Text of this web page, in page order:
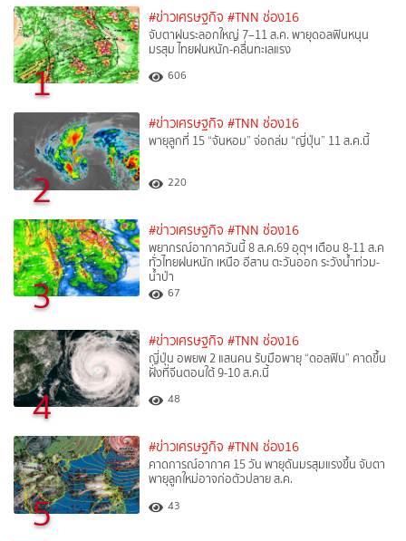
1
#ข่าวเศรษฐกิจ #TNN ช่อง16
จับตาฝนระลอกใหญ่ 7–11 ส.ค. พายุดอลฟินหนุน
มรสุม ไทยฝนหนัก-คลื่นทะเลแรง
606
2
#ข่าวเศรษฐกิจ #TNN ช่อง16
พายุลูกที่ 15 “จันหอม” จ่อถล่ม “ญี่ปุ่น” 11 ส.ค.นี้
220
3
#ข่าวเศรษฐกิจ #TNN ช่อง16
พยากรณ์อากาศวันนี้ 8 ส.ค.69 อุตุฯ เตือน 8-11 ส.ค
ทั่วไทยฝนหนัก เหนือ อีสาน ตะวันออก ระวังน้ำท่วม-
น้ำป่า
67
4
#ข่าวเศรษฐกิจ #TNN ช่อง16
ญี่ปุ่น อพยพ 2 แสนคน รับมือพายุ “ดอลฟิน” คาดขึ้น
ฝั่งที่จีนตอนใต้ 9-10 ส.ค.นี้
48
5
#ข่าวเศรษฐกิจ #TNN ช่อง16
คาดการณ์อากาศ 15 วัน พายุดันมรสุมแรงขึ้น จับตา
พายุลูกใหม่อาจก่อตัวปลาย ส.ค.
43